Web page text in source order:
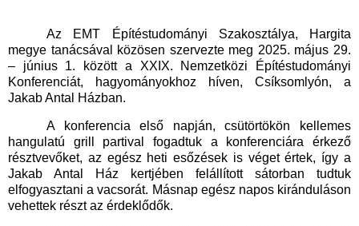
Az EMT Építéstudományi Szakosztálya, Hargita
megye tanácsával közösen szervezte meg 2025. május 29.
– június 1. között a XXIX. Nemzetközi Építéstudományi
Konferenciát, hagyományokhoz híven, Csíksomlyón, a
Jakab Antal Házban.
A konferencia első napján, csütörtökön kellemes
hangulatú grill partival fogadtuk a konferenciára érkező
résztvevőket, az egész heti esőzések is véget értek, így a
Jakab Antal Ház kertjében felállított sátorban tudtuk
elfogyasztani a vacsorát. Másnap egész napos kiránduláson
vehettek részt az érdeklődők.